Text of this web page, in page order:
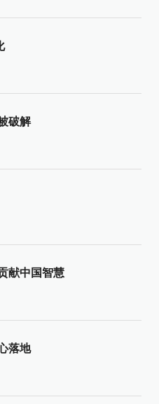
破解
献中国智慧
落地